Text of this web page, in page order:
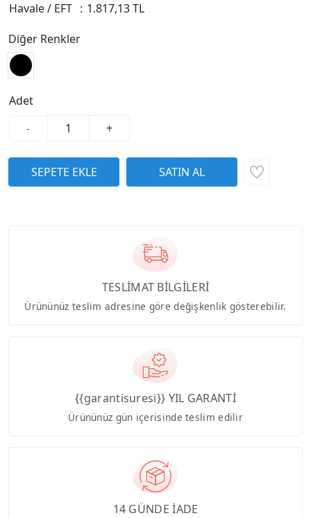
Havale / EFT : 1.817,13 TL
Diğer Renkler
Adet
-
+
TESLİMAT BİLGİLERİ
Ürününüz teslim adresine göre değişkenlik gösterebilir.
{{garantisuresi}} YIL GARANTİ
Ürününüz gün içerisinde teslim edilir
14 GÜNDE İADE